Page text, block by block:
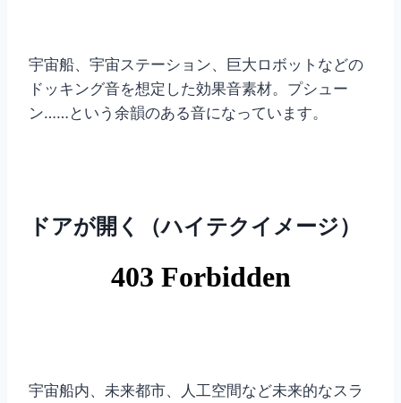
宇宙船、宇宙ステーション、巨大ロボットなどの
ドッキング音を想定した効果音素材。プシュー
ン……という余韻のある音になっています。
ドアが開く（ハイテクイメージ）
宇宙船内、未来都市、人工空間など未来的なスラ